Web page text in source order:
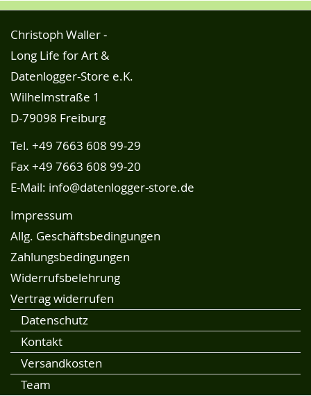
Christoph Waller -
Long Life for Art &
Datenlogger-Store e.K.
Wilhelmstraße 1
D-79098 Freiburg
Tel. +49 7663 608 99-29
Fax +49 7663 608 99-20
E-Mail: info@datenlogger-store.de
Impressum
Allg. Geschäftsbedingungen
Zahlungsbedingungen
Widerrufsbelehrung
Vertrag widerrufen
Datenschutz
Kontakt
Versandkosten
Team